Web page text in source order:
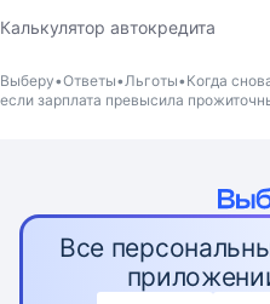
Калькулятор автокредита
Выберу Ответы Льготы Когда
если зарплата превысила
Все